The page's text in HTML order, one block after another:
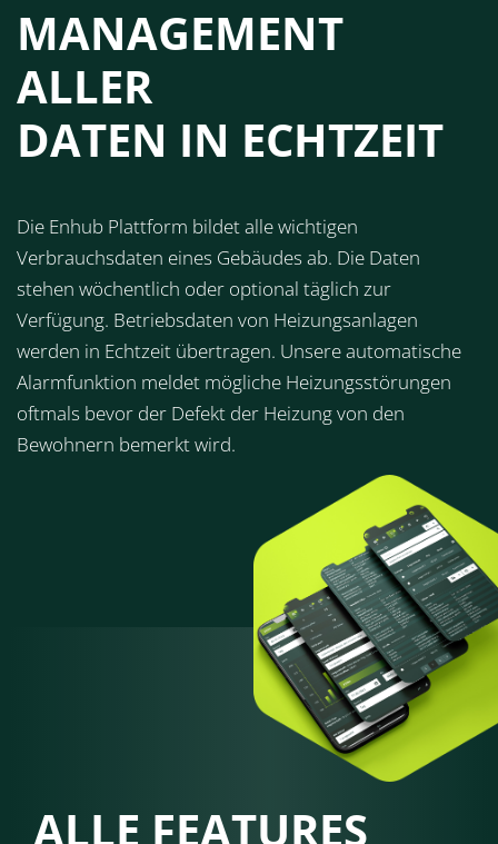
MANAGEMENT
ALLER
DATEN IN ECHTZEIT
Die Enhub Plattform bildet alle wichtigen
Verbrauchsdaten eines Gebäudes ab. Die Daten
stehen wöchentlich oder optional täglich zur
Verfügung. Betriebsdaten von Heizungsanlagen
werden in Echtzeit übertragen. Unsere automatische
Alarmfunktion meldet mögliche Heizungsstörungen
oftmals bevor der Defekt der Heizung von den
Bewohnern bemerkt wird.
ALLE FEATURES